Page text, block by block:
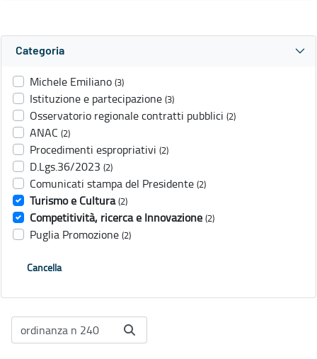
Categoria
Michele Emiliano (3)
Istituzione e partecipazione (3)
Osservatorio regionale contratti pubblici (2)
ANAC (2)
Procedimenti espropriativi (2)
D.Lgs.36/2023 (2)
Comunicati stampa del Presidente (2)
Turismo e Cultura (2)
Competitività, ricerca e Innovazione (2)
Puglia Promozione (2)
Cancella